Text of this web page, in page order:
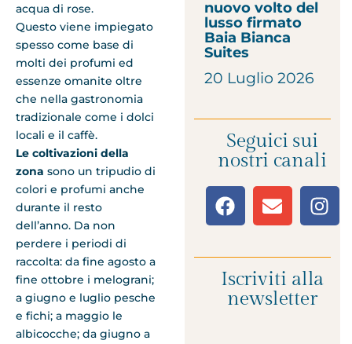
acqua di rose.
Questo viene impiegato
spesso come base di
molti dei profumi ed
essenze omanite oltre
che nella gastronomia
tradizionale come i dolci
locali e il caffè.
Le coltivazioni della
zona sono un tripudio di
colori e profumi anche
durante il resto
dell’anno. Da non
perdere i periodi di
raccolta: da fine agosto a
fine ottobre i melograni;
a giugno e luglio pesche
e fichi; a maggio le
albicocche; da giugno a
nuovo volto del
lusso firmato
Baia Bianca
Suites
20 Luglio 2026
Seguici sui
nostri canali
Iscriviti alla
newsletter